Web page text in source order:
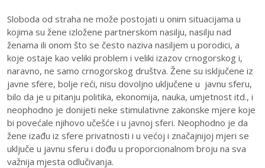
Sloboda od straha ne može postojati u onim situacijama u
kojima su žene izložene partnerskom nasilju, nasilju nad
ženama ili onom što se često naziva nasiljem u porodici, a
koje ostaje kao veliki problem i veliki izazov crnogorskog i,
naravno, ne samo crnogorskog društva. Žene su isključene iz
javne sfere, bolje reći, nisu dovoljno uključene u javnu sferu,
bilo da je u pitanju politika, ekonomija, nauka, umjetnost itd., i
neophodno je donijeti neke stimulativne zakonske mjere koje
bi povećale njihovo učešće i u javnoj sferi. Neophodno je da
žene izađu iz sfere privatnosti i u većoj i značajnijoj mjeri se
uključe u javnu sferu i dođu u proporcionalnom broju na sva
važnija mjesta odlučivanja.